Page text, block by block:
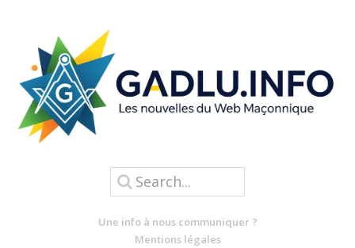
Une info à nous communiquer ?
Mentions légales